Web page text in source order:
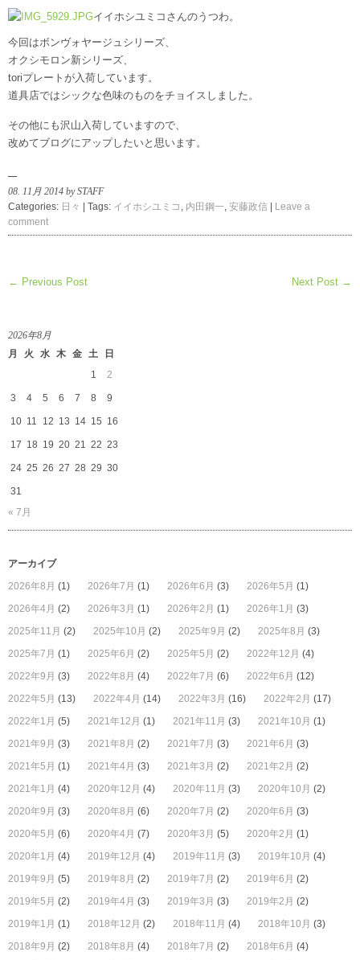
イイホシユミコさんのうつわ。
今回はボンヴォヤージュシリーズ、
オクシモロン新シリーズ、
toriプレートが入荷しています。
道具店ではシックな色味のものをチョイスしました。
その他にも沢山入荷していますので、
改めてブログにアップしたいと思います。
08. 11月 2014 by STAFF
Categories: 日々 | Tags: イイホシユミコ , 内田鋼一, 安藤政信
Leave a
comment
← Previous Post Next Post →
2026年8月
月
火 水 木 金 土
日
1
2
3 4 5 6 7 8 9
10 11 12 13 14 15 16
17 18 19 20 21 22 23
24 25 26 27 28 29 30
31
« 7月
アーカイブ
2026年8月 (1) 2026年7月 (1) 2026年6月 (3) 2026年5月 (1)
2026年4月 (2) 2026年3月 (1) 2026年2月 (1) 2026年1月 (3)
2025年11月 (2) 2025年10月 (2) 2025年9月 (2) 2025年8月 (3)
2025年7月 (1) 2025年6月 (2) 2025年5月 (2) 2022年12月 (4)
2022年9月 (3) 2022年8月 (4) 2022年7月 (6) 2022年6月 (12)
2022年5月 (13) 2022年4月 (14) 2022年3月 (16) 2022年2月 (17)
2022年1月 (5) 2021年12月 (1) 2021年11月 (3) 2021年10月 (1)
2021年9月 (3) 2021年8月 (2) 2021年7月 (3) 2021年6月 (3)
2021年5月 (1) 2021年4月 (3) 2021年3月 (2) 2021年2月 (2)
2021年1月 (4) 2020年12月 (4) 2020年11月 (3) 2020年10月 (2)
2020年9月 (3) 2020年8月 (6) 2020年7月 (2) 2020年6月 (3)
2020年5月 (6) 2020年4月 (7) 2020年3月 (5) 2020年2月 (1)
2020年1月 (4) 2019年12月 (4) 2019年11月 (3) 2019年10月 (4)
2019年9月 (5) 2019年8月 (2) 2019年7月 (2) 2019年6月 (2)
2019年5月 (2) 2019年4月 (3) 2019年3月 (3) 2019年2月 (2)
2019年1月 (1) 2018年12月 (2) 2018年11月 (4) 2018年10月 (3)
2018年9月 (2) 2018年8月 (4) 2018年7月 (2) 2018年6月 (4)